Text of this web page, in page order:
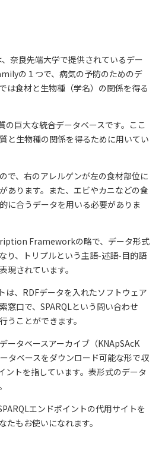
奈良先端大学で提供されているデー
の１つで、病気の予防のためのデ
は食材と生物種（学名）の関係を得る
巨大な統合データベースです。ここ
と生物種の関係を得るために用いてい
で、右のアレルゲンが左の食材部位に
あります。また、エビやカニなどの食
に合うデータを用いる必要がありま
Frameworkの略で、データ形式
り、トリプルという主語-述語-目的語
現されています。
は、RDFデータを入れたソフトウェア
窓口で、SPARQLという問い合わせ
うことができます。
ータベースアーカイブ（KNApSAcK
タベースをダウンロード可能な形で収
ントを指しています。表形式のデータ
エンドポイントの代用サイトを
もお使いになれます。